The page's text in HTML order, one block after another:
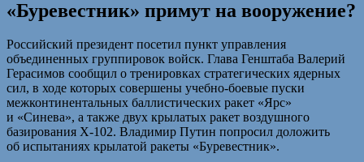
«Буревестник» примут на вооружение?
Российский президент посетил пункт управления
объединенных группировок войск. Глава Генштаба Валерий
Герасимов сообщил о тренировках стратегических ядерных
сил, в ходе которых совершены учебно-боевые пуски
межконтинентальных баллистических ракет «Ярс»
и «Синева», а также двух крылатых ракет воздушного
базирования X-102. Владимир Путин попросил доложить
об испытаниях крылатой ракеты «Буревестник».